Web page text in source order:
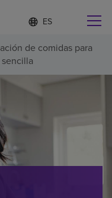
Lista
de
idiomas
contraída
d
o
m
a
cerca de usted
de comidas para